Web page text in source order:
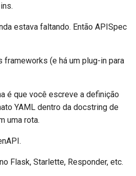
estava faltando. Então APISpec
frameworks (e há um plug-in para
é que você escreve a definição
YAML dentro da docstring de
uma rota.
Flask, Starlette, Responder, etc.